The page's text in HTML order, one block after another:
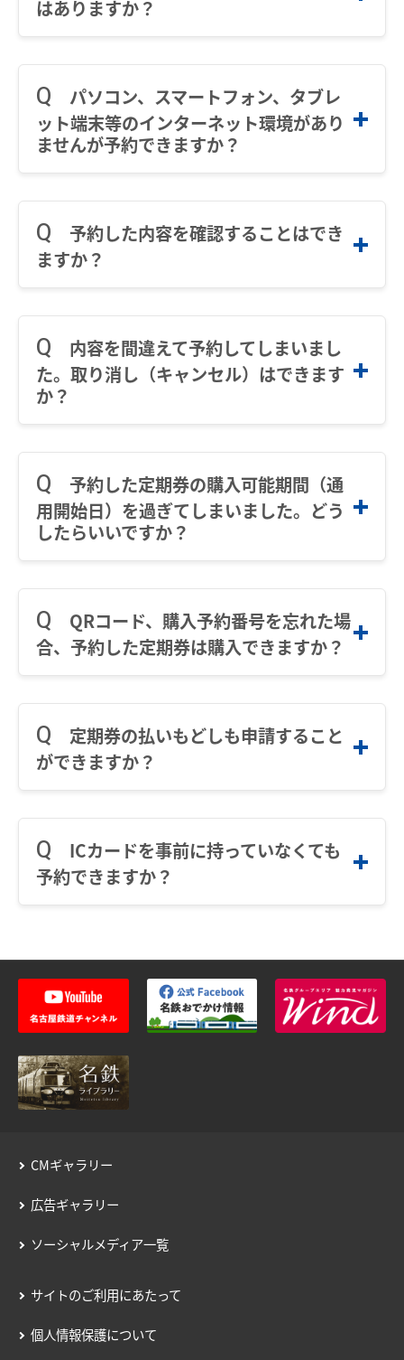
券面文字が見えにくくなったとき
利用履歴を確認したいとき
manacaのQ＆A
約款／manacaご利用ガイド
個人情報保護について
い。
システムの都合上、乗車駅に入力できるの
は名鉄線の駅に限られます。他社線との連
絡定期乗車券をお求めの方は降車駅の鉄道
い。なお、経路が複数ある場合は、ご利用
の経路を選択してください。
※名鉄線から他社線へ接続する駅が複数あ
る場合は、その駅を選択してください。
※名鉄線の接続駅から他社線内に乗換駅が
複数ある場合は、その駅を選択してくださ
い。
内容を確認し「次へ」ボタンを押してくだ
さい。
STEP.4
個人情報を入力する
利用規約等をご確認の上、「上記の内容に
同意する」にチェックして「次へ」ボタン
個人情報を入力する
ご予約にあわせて「名鉄ミューズ会員」に
STEP.2-2
定期情報を入力する
在籍する学校により学生区分、キャンパ
所在地により自動でセットされますが、学
校もより駅が複数ある場合や、市営地下鉄
線内で他の駅を指定する場合は、その駅を
選択してください。
※卒業予定年月日を入力していただくこと
で、在籍する学校等の卒業まで、自動券売
機で継続購入する場合に限り通学証明書等
の提示が省略できます。
STEP.3
経路情報を入力する
月・３箇月・６箇月）を選択してくださ
い。
システムの都合上、乗車駅に入力できるの
は名鉄線の駅に限られます。他社線との連
絡定期乗車券をお求めの方は降車駅の鉄道
会社より選択し降車駅を入力してくださ
い。なお、経路が複数ある場合は、ご利用
の経路を選択してください。
る場合は、その駅を選択してください。
複数ある場合は、その駅を選択してくださ
※通学定期乗車券の区間は「在籍する学校
相互間です。
内容を確認し「次へ」ボタンを押してくだ
手帳及び精神障害者保健福祉手帳の「旅客鉄道
株式会社・旅客運賃減額」欄の記載（第１種ま
真、及びお持ちのmanaca定期券の券面写真
（本人・介護者）をアップロードしてくださ
い。
※学生証と購入控えが別々の場合は、それぞれ
アップロードしてください。
はありますか？
専用アプリのダウンロードは必要ございませ
ん。専用の予約サイトからお申込みく ださ
い。
パソコン、スマートフォン、タブレ
ット端末等のインターネット環境があり
ませんが予約できますか？
インターネット環境がない場合はご予約いただ
けませんので、ご理解賜りますようお願いいた
します。
予約した内容を確認することはでき
ますか？
本サービスのトップページ、または予約完了後
に届くメール内に記載の「ご予約状況確認・キ
ャンセル」からご確認いただけます。
※購入予約番号と予約時にご自身で設定した暗
内容を間違えて予約してしまいまし
た。取り消し（キャンセル）はできます
か？
本サービスのトップページ、または予約完了後
に届くメール内に記載の「ご予約状況確認・キ
ャンセル」から、ご自身の操作で取り消し（キ
ャンセル）可能です。
※購入予約番号と予約時にご自身で設定した暗
証番号の入力が必要です。
予約した定期券の購入可能期間（通
用開始日）を過ぎてしまいました。どう
したらいいですか？
購入可能期間（通用開始日）を過ぎた場合は、
予約された定期券をお求めいただくことはでき
ません。再度予約していただきますようお願い
いたします。
QRコード、購入予約番号を忘れた場
合、予約した定期券は購入できますか？
いずれもご不明な場合は発売いたしかねます。
お手数ですが、必要に応じて再度予約していた
だきますようお願いいたします。
定期券の払いもどしも申請すること
ができますか？
名鉄定期券ｗｅｂ予約サービスは購入の予約を
するサービスとなります。定期券の払いもどし
については、駅の窓口にて取扱いいたします。
ICカードを事前に持っていなくても
予約できますか？
に含めることができます。お支払いの際に定期
運賃とは別に、デポジット
（預り金）５０
０円が必要になります。
小児用定期券をお求めの場合は、あらかじめ駅
お願いいたします。
CMギャラリー
広告ギャラリー
ソーシャルメディア一覧
サイトのご利用にあたって
個人情報保護について